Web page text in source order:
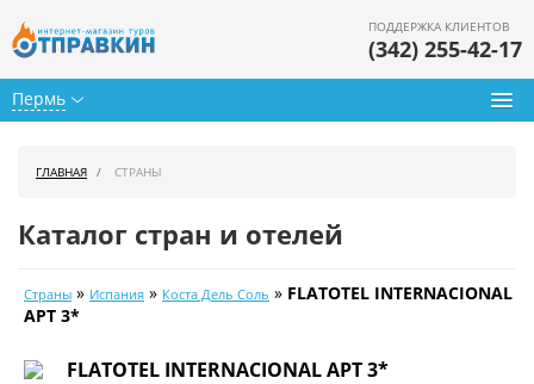
Пермь
ПОДДЕРЖКА КЛИЕНТОВ
(342) 255-42-17
Календарь туров
Цены дня
ГЛАВНАЯ СТРАНЫ
Каталог стран и отелей
Страны » Испания » Коста Дель Соль » FLATOTEL INTERNACIONAL
APT 3*
FLATOTEL INTERNACIONAL APT 3*